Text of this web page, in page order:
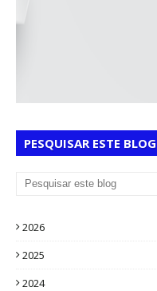
PESQUISAR ESTE BLOG
2026
2025
2024